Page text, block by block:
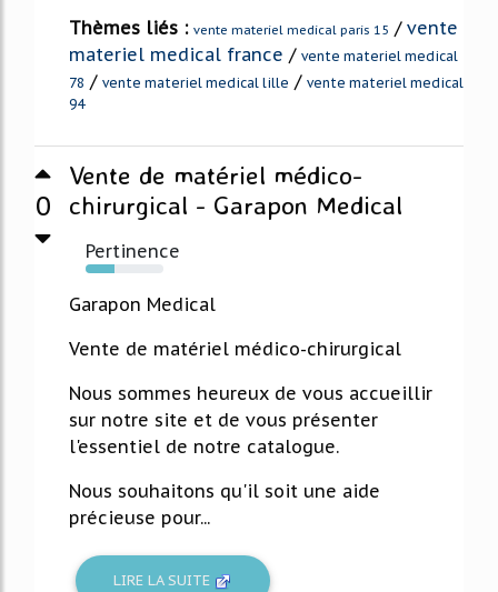
Thèmes liés : vente materiel medical paris 15 / vente
materiel medical france / vente materiel medical
78 / vente materiel medical lille / vente materiel medical
94
0
Vente de matériel médico-
chirurgical - Garapon Medical
Pertinence
37%
Garapon Medical
Vente de matériel médico-chirurgical
Nous sommes heureux de vous accueillir
sur notre site et de vous présenter
l'essentiel de notre catalogue.
Nous souhaitons qu'il soit une aide
précieuse pour...
LIRE LA SUITE